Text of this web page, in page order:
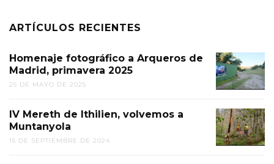
ARTÍCULOS RECIENTES
Homenaje fotográfico a Arqueros de
Madrid, primavera 2025
25 DE MAYO DE 2025
IV Mereth de Ithilien, volvemos a
Muntanyola
15 DE SEPTIEMBRE DE 2024